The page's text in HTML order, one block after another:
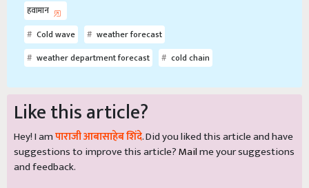
हवामान
Cold wave
weather forecast
weather department forecast
cold chain
Like this article?
Hey! I amपाराजी आबासाहेब शिंदे. Did you liked this article and have
suggestions to improve this article?Mailme your suggestions
and feedback.